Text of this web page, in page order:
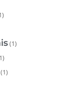
(1)
(1)